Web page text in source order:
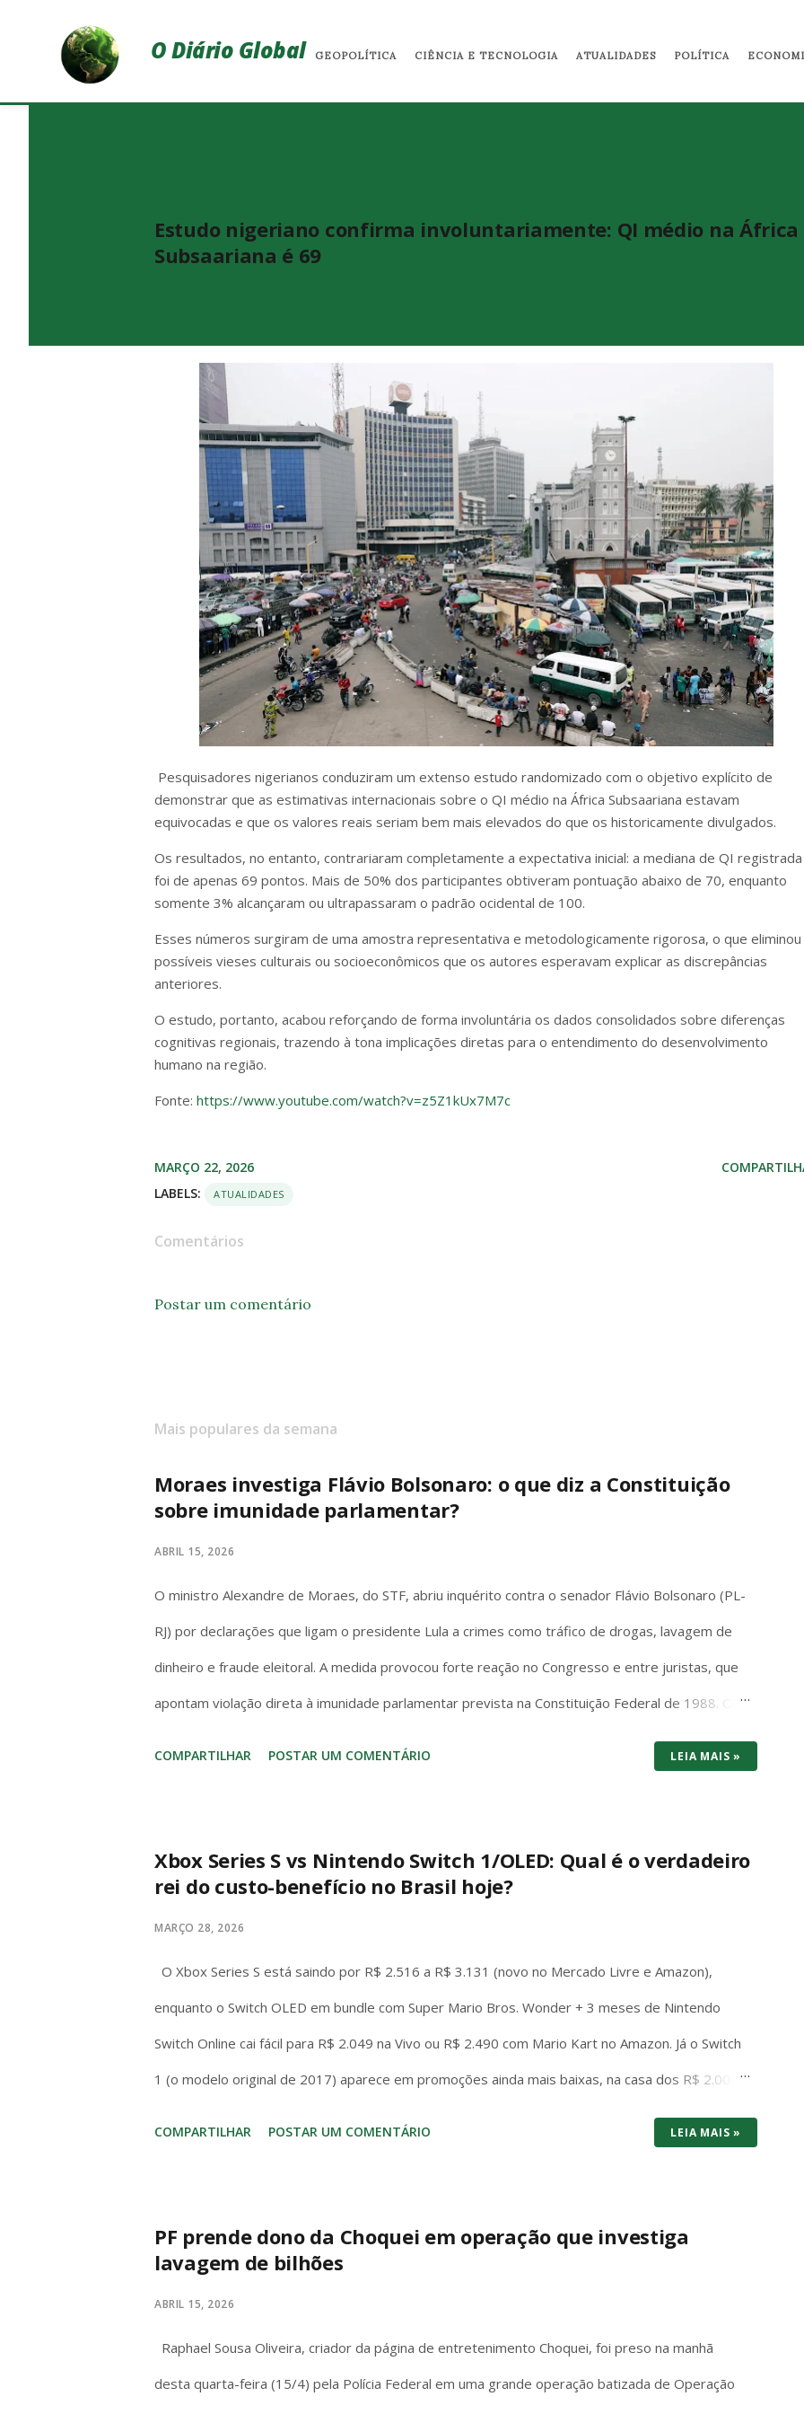
O Diário Global GEOPOLÍTICA CIÊNCIA E TECNOLOGIA ATUALIDADES POLÍTICA
Estudo nigeriano confirma involuntariamente: QI médio na África
Subsaariana é 69
Pesquisadores nigerianos conduziram um extenso estudo randomizado com o objetivo explícito de
demonstrar que as estimativas internacionais sobre o QI médio na África Subsaariana estavam
equivocadas e que os valores reais seriam bem mais elevados do que os historicamente divulgados.
Os resultados, no entanto, contrariaram completamente a expectativa inicial: a mediana de QI registrada
foi de apenas 69 pontos. Mais de 50% dos participantes obtiveram pontuação abaixo de 70, enquanto
somente 3% alcançaram ou ultrapassaram o padrão ocidental de 100.
Esses números surgiram de uma amostra representativa e metodologicamente rigorosa, o que eliminou
possíveis vieses culturais ou socioeconômicos que os autores esperavam explicar as discrepâncias
anteriores.
O estudo, portanto, acabou reforçando de forma involuntária os dados consolidados sobre diferenças
cognitivas regionais, trazendo à tona implicações diretas para o entendimento do desenvolvimento
humano na região.
Fonte: https://www.youtube.com/watch?v=z5Z1kUx7M7c
MARÇO 22, 2026
LABELS:
ATUALIDADES
Comentários
Postar um comentário
Mais populares da semana
Moraes investiga Flávio Bolsonaro: o que diz a Constituição
sobre imunidade parlamentar?
ABRIL 15, 2026
O ministro Alexandre de Moraes, do STF, abriu inquérito contra o senador Flávio Bolsonaro (PL-
RJ) por declarações que ligam o presidente Lula a crimes como tráfico de drogas, lavagem de
dinheiro e fraude eleitoral. A medida provocou forte reação no Congresso e entre juristas, que
apontam violação direta à imunidade parlamentar prevista na Constituição Federal de 1988. O
Artigo 53 da Constituição é claro e sem ambiguidades: “Os Deputados e Senadores são
invioláveis, civil e penalmente, por quaisquer de suas opiniões, palavras e votos”. A palavra
pessoal, mas garantia institucional do regime democrático. Ela permite que senadores e
COMPARTILHAR POSTAR UM COMENTÁRIO LEIA MAIS »
Xbox Series S vs Nintendo Switch 1/OLED: Qual é o verdadeiro
rei do custo-benefício no Brasil hoje?
MARÇO 28, 2026
O Xbox Series S está saindo por R$ 2.516 a R$ 3.131 (novo no Mercado Livre e Amazon),
enquanto o Switch OLED em bundle com Super Mario Bros. Wonder + 3 meses de Nintendo
Switch Online cai fácil para R$ 2.049 na Vivo ou R$ 2.490 com Mario Kart no Amazon. Já o Switch
1 (o modelo original de 2017) aparece em promoções ainda mais baixas, na casa dos R$ 2.000
com jogo incluso. No bolso brasileiro, os dois consoles brigam cabeça a cabeça no preço de
entrada – mas o Switch (1 ou OLED) costuma vencer por entregar bundle pronto pra jogar na
dock/720p handheld e o OLED melhora a tela com cores vibrantes e pretos profundos – mas
COMPARTILHAR POSTAR UM COMENTÁRIO LEIA MAIS »
PF prende dono da Choquei em operação que investiga
lavagem de bilhões
ABRIL 15, 2026
Raphael Sousa Oliveira, criador da página de entretenimento Choquei, foi preso na manhã
desta quarta-feira (15/4) pela Polícia Federal em uma grande operação batizada de Operação